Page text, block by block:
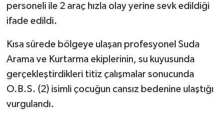
personeli ile 2 araç hızla olay yerine sevk edildiği
ifade edildi.
Kısa sürede bölgeye ulaşan profesyonel Suda
Arama ve Kurtarma ekiplerinin, su kuyusunda
gerçekleştirdikleri titiz çalışmalar sonucunda
O.B.S. (2) isimli çocuğun cansız bedenine ulaştığı
vurgulandı.